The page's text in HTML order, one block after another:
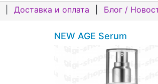
Доставка и оплата Блог /
NEW AGE Serum